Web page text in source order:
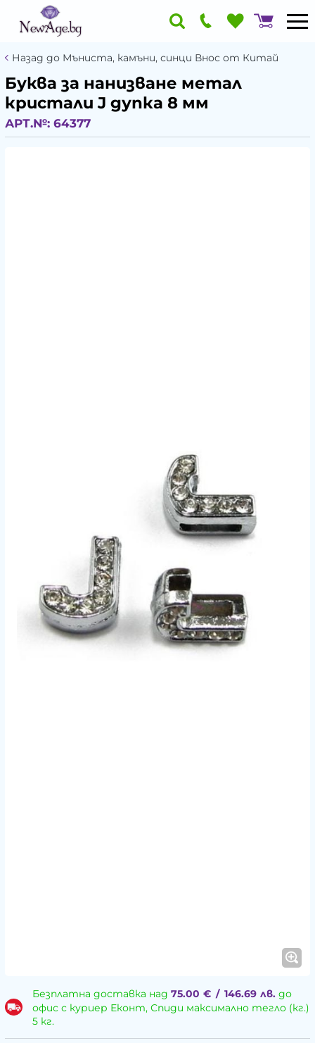
Назад до Мъниста, камъни, синци Внос от Китай
Буква за нанизване метал
кристали J дупка 8 мм
АРТ.№: 64377
Безплатна доставка над 75.00 € / 146.69 лв.до
офис с куриер Еконт, Спиди максимално тегло (кг.)
5 кг.